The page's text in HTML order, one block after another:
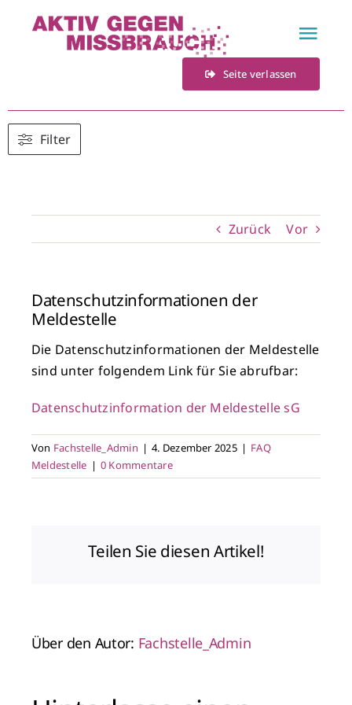
Fachstelle
Materialien
Kontakt
Seite verlassen
Filter
Zurück Vor
Datenschutzinformationen der
Meldestelle
Die Datenschutzinformationen der Meldestelle
sind unter folgendem Link für Sie abrufbar:
Datenschutzinformation der Meldestelle sG
Von Fachstelle_Admin | 4. Dezember 2025 | FAQ
Meldestelle | 0 Kommentare
Teilen Sie diesen Artikel!
Über den Autor: Fachstelle_Admin